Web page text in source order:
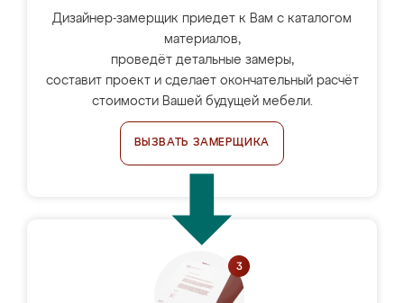
Дизайнер-замерщик приедет к Вам с каталогом
материалов,
проведёт детальные замеры,
составит проект и сделает окончательный расчёт
стоимости Вашей будущей мебели.
ВЫЗВАТЬ ЗАМЕРЩИКА